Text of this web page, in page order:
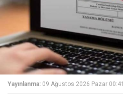
Yayınlanma: 09 Ağustos 2026 Pazar 00:41